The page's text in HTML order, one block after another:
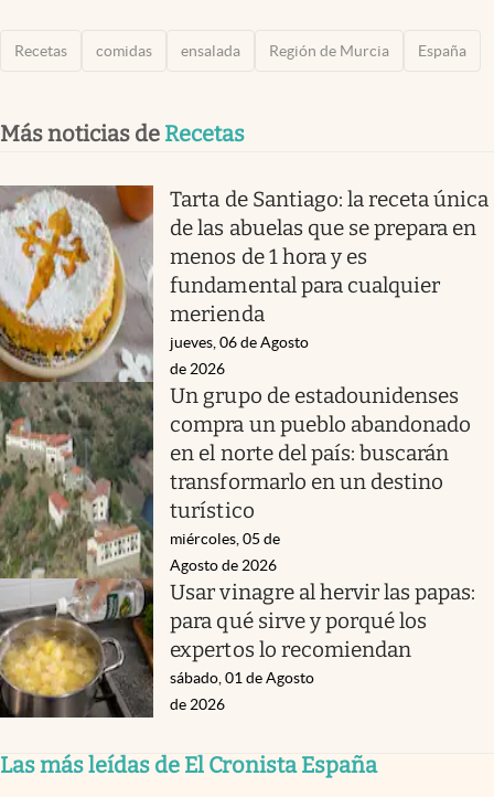
Recetas comidas ensalada Región de Murcia España
Más noticias de Recetas
Tarta de Santiago: la receta única
de las abuelas que se prepara en
menos de 1 hora y es
fundamental para cualquier
merienda
jueves, 06 de Agosto
de 2026
Un grupo de estadounidenses
compra un pueblo abandonado
en el norte del país: buscarán
transformarlo en un destino
turístico
miércoles, 05 de
Agosto de 2026
Usar vinagre al hervir las papas:
para qué sirve y porqué los
expertos lo recomiendan
sábado, 01 de Agosto
de 2026
Las más leídas de El Cronista España